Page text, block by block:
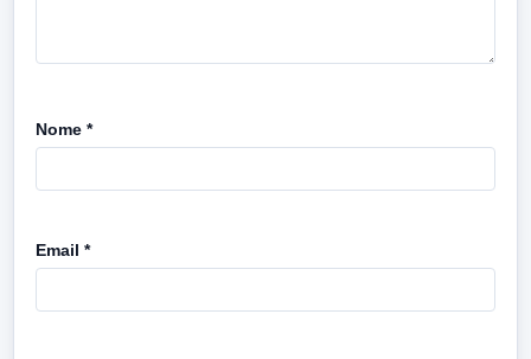
Nome *
Email *